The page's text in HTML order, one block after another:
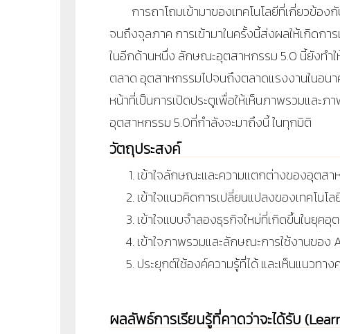
การถาโถมเข้ามาของเทคโนโลยีที่เกี่ยวข้อง
จนถึงจุลภาค การเข้ามาในครั้งนี้ส่งผลให้เกิดก
ในอีกด้านหนึ่ง ลักษณะอุตสาหกรรม 5.0 นี้ยังทำ
ตลาด อุตสาหกรรมไปจนถึงตลาดแรงงานในอน
หน้าที่เป็นการเปิดประตูเพื่อให้เห็นภาพรวมและ
อุตสาหกรรม 5.0ที่กำลังจะมาถึงนี้ ในทุกมิติ
วัตถุประสงค์
เข้าใจลักษณะและความแตกต่างของอุตสา
เข้าใจแนวคิดการเปลี่ยนแปลงของเทคโน
เข้าใจแบบจำลองธุรกิจใหม่ที่เกิดขึ้นในยุคอุ
เข้าใจภาพรวมและลักษณะการใช้งานของ
ประยุกต์ใช้องค์ความรู้ที่ได้ และเห็นแนวท
ผลลัพธ์การเรียนรู้ที่คาดว่าจะได้รับ